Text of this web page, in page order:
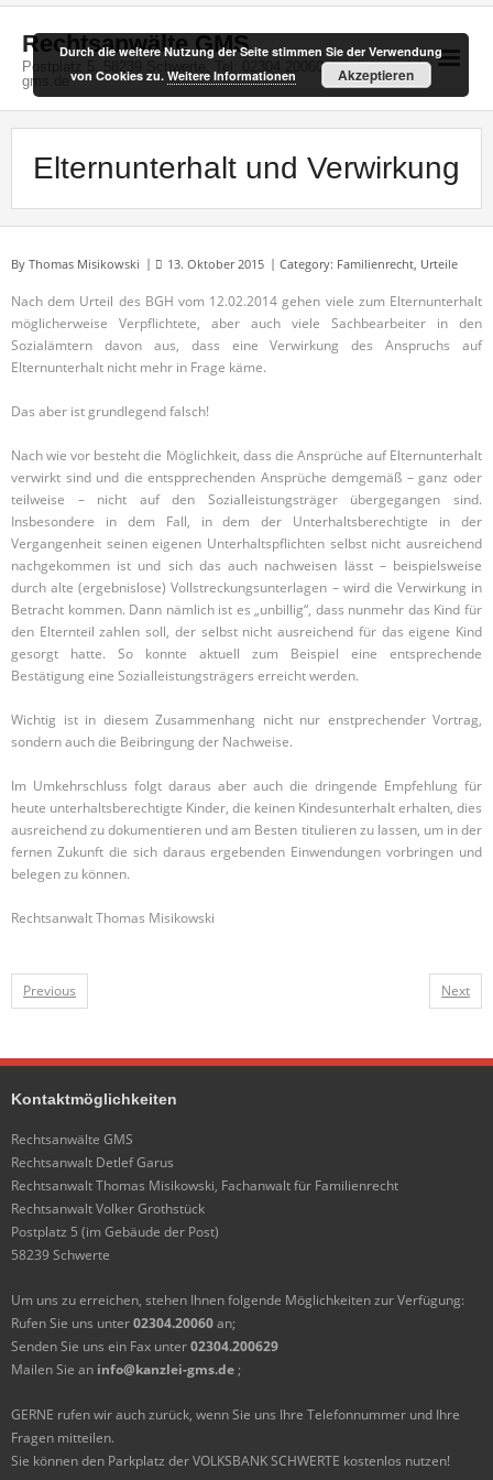
Skip
contentRechtsanwälte GMS
Postplatz 5, 58239 Schwerte, Tel: 02304.20060, info(at)kanzlei-
gms.de
Elternunterhalt und Verwirkung
By Thomas Misikowski 13. Oktober 2015 Category: Familienrecht, Urteile
Nach dem Urteil des BGH vom 12.02.2014 gehen viele zum Elternunterhalt
möglicherweise Verpflichtete, aber auch viele Sachbearbeiter in den
Sozialämtern davon aus, dass eine Verwirkung des Anspruchs auf
Elternunterhalt nicht mehr in Frage käme.
Das aber ist grundlegend falsch!
Nach wie vor besteht die Möglichkeit, dass die Ansprüche auf Elternunterhalt
verwirkt sind und die entspprechenden Ansprüche demgemäß – ganz oder
teilweise – nicht auf den Sozialleistungsträger übergegangen sind.
Insbesondere in dem Fall, in dem der Unterhaltsberechtigte in der
Vergangenheit seinen eigenen Unterhaltspflichten selbst nicht ausreichend
nachgekommen ist und sich das auch nachweisen lässt – beispielsweise
durch alte (ergebnislose) Vollstreckungsunterlagen – wird die Verwirkung in
Betracht kommen. Dann nämlich ist es „unbillig“, dass nunmehr das Kind für
den Elternteil zahlen soll, der selbst nicht ausreichend für das eigene Kind
gesorgt hatte. So konnte aktuell zum Beispiel eine entsprechende
Bestätigung eine Sozialleistungsträgers erreicht werden.
Wichtig ist in diesem Zusammenhang nicht nur enstprechender Vortrag,
sondern auch die Beibringung der Nachweise.
Im Umkehrschluss folgt daraus aber auch die dringende Empfehlung für
heute unterhaltsberechtigte Kinder, die keinen Kindesunterhalt erhalten, dies
ausreichend zu dokumentieren und am Besten titulieren zu lassen, um in der
fernen Zukunft die sich daraus ergebenden Einwendungen vorbringen und
belegen zu können.
Rechtsanwalt Thomas Misikowski
Previous Next
Kontaktmöglichkeiten
Rechtsanwälte GMS
Rechtsanwalt Detlef Garus
Rechtsanwalt Thomas Misikowski, Fachanwalt für Familienrecht
Rechtsanwalt Volker Grothstück
Postplatz 5 (im Gebäude der Post)
58239 Schwerte
Um uns zu erreichen, stehen Ihnen folgende Möglichkeiten zur Verfügung:
Rufen Sie uns unter02304.20060an;
Senden Sie uns ein Fax unter02304.200629
Mailen Sie an info@kanzlei-gms.de ;
GERNE rufen wir auch zurück, wenn Sie uns Ihre Telefonnummer und Ihre
Fragen mitteilen.
Sie können den Parkplatz der VOLKSBANK SCHWERTE kostenlos nutzen!
Durch die weitere Nutzung der Seite stimmen Sie der Verwendung
von Cookies zu. Weitere Informationen Akzeptieren